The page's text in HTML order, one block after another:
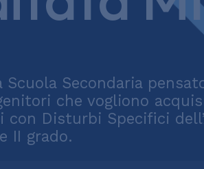
Scuola Secondaria
che vogliono
Disturbi Specifici
II grado.